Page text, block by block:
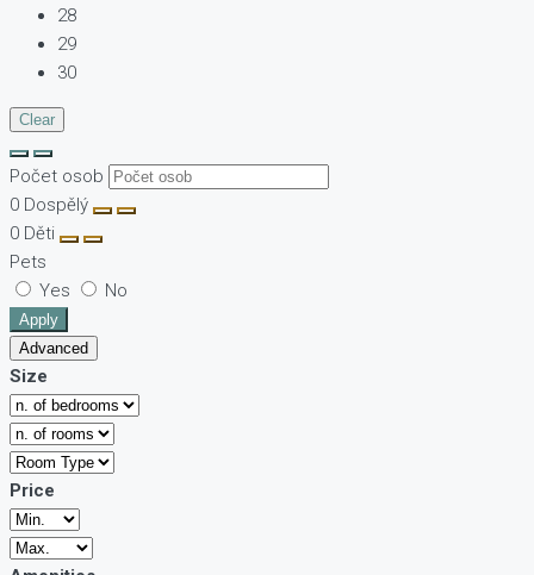
28
29
30
Clear
Počet osob
0 Dospělý
0 Děti
Pets
Yes
No
Apply
Advanced
Size
Price